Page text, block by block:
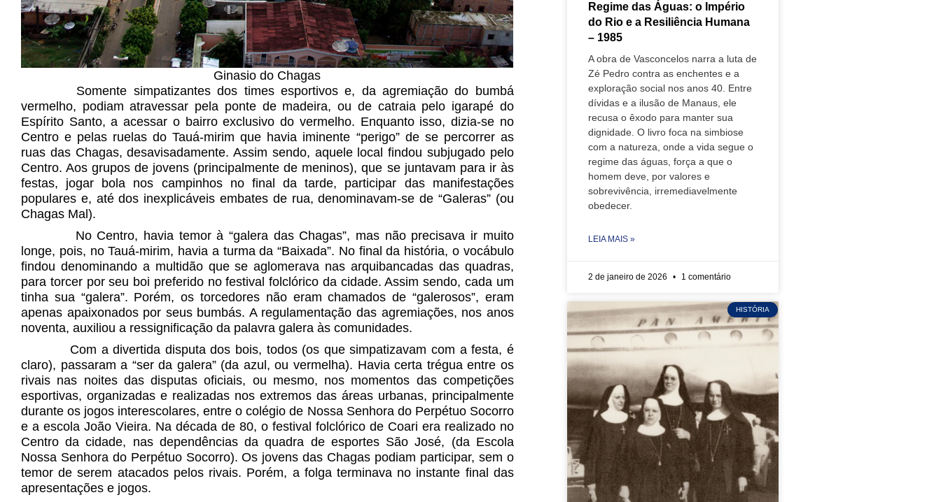
Ginasio do Chagas
Somente simpatizantes dos times esportivos e, da agremiação do bumbá
vermelho, podiam atravessar pela ponte de madeira, ou de catraia pelo igarapé do
Espírito Santo, a acessar o bairro exclusivo do vermelho. Enquanto isso, dizia-se no
Centro e pelas ruelas do Tauá-mirim que havia iminente “perigo” de se percorrer as
ruas das Chagas, desavisadamente. Assim sendo, aquele local findou subjugado pelo
Centro. Aos grupos de jovens (principalmente de meninos), que se juntavam para ir às
festas, jogar bola nos campinhos no final da tarde, participar das manifestações
populares e, até dos inexplicáveis embates de rua, denominavam-se de “Galeras” (ou
Chagas Mal).
No Centro, havia temor à “galera das Chagas”, mas não precisava ir muito
longe, pois, no Tauá-mirim, havia a turma da “Baixada”. No final da história, o vocábulo
findou denominando a multidão que se aglomerava nas arquibancadas das quadras,
para torcer por seu boi preferido no festival folclórico da cidade. Assim sendo, cada um
tinha sua “galera”. Porém, os torcedores não eram chamados de “galerosos”, eram
apenas apaixonados por seus bumbás. A regulamentação das agremiações, nos anos
noventa, auxiliou a ressignificação da palavra galera às comunidades.
Com a divertida disputa dos bois, todos (os que simpatizavam com a festa, é
claro), passaram a “ser da galera” (da azul, ou vermelha). Havia certa trégua entre os
rivais nas noites das disputas oficiais, ou mesmo, nos momentos das competições
esportivas, organizadas e realizadas nos extremos das áreas urbanas, principalmente
durante os jogos interescolares, entre o colégio de Nossa Senhora do Perpétuo Socorro
e a escola João Vieira. Na década de 80, o festival folclórico de Coari era realizado no
Centro da cidade, nas dependências da quadra de esportes São José, (da Escola
Nossa Senhora do Perpétuo Socorro). Os jovens das Chagas podiam participar, sem o
temor de serem atacados pelos rivais. Porém, a folga terminava no instante final das
apresentações e jogos.
Regime das Águas: o Império
do Rio e a Resiliência Humana
– 1985
A obra de Vasconcelos narra a luta de
Zé Pedro contra as enchentes e a
exploração social nos anos 40. Entre
dívidas e a ilusão de Manaus, ele
recusa o êxodo para manter sua
dignidade. O livro foca na simbiose
com a natureza, onde a vida segue o
regime das águas, força a que o
homem deve, por valores e
sobrevivência, irremediavelmente
obedecer.
LEIA MAIS »
2 de janeiro de 2026 1 comentário
HISTÓRIA